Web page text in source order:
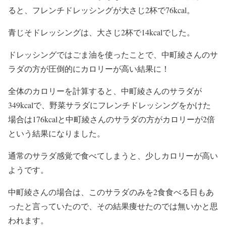
ると、 フレンチドレッシングが大さじ2杯で76kcal。
青じそドレッシングは、大さじ2杯で14kcalでした。
ドレッシングではごま油を使ったことで、 中町綾さんのサ
ラダの方が圧倒的にカロリーが高い結果に！
全体のカロリーを計算すると、 中町綾さんのサラダが
349kcalで、 野菜サラダにフレンチドレッシングをかけた
場合は176kcalと中町綾さんのサラダの方がカロリーが2倍
という結果になりました。
通常のサラダ感覚で食べてしまうと、少しカロリーが高い
ようです。
中町綾さんの場合は、このサラダのみを2食食べる日もあ
ったと言っていたので、その結果痩せたのでは無いかと思
われます。